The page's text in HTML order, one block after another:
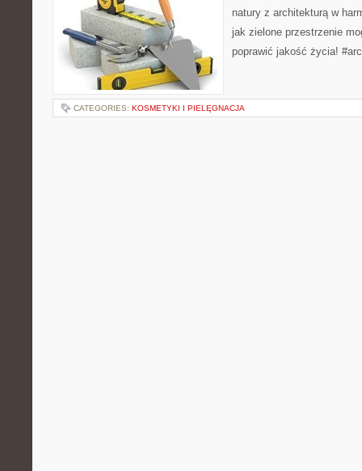
natury z architekturą w
jak zielone przestrzenie
poprawić jakość życia!
CATEGORIES: KOSMETYKI I PIELĘGNACJA